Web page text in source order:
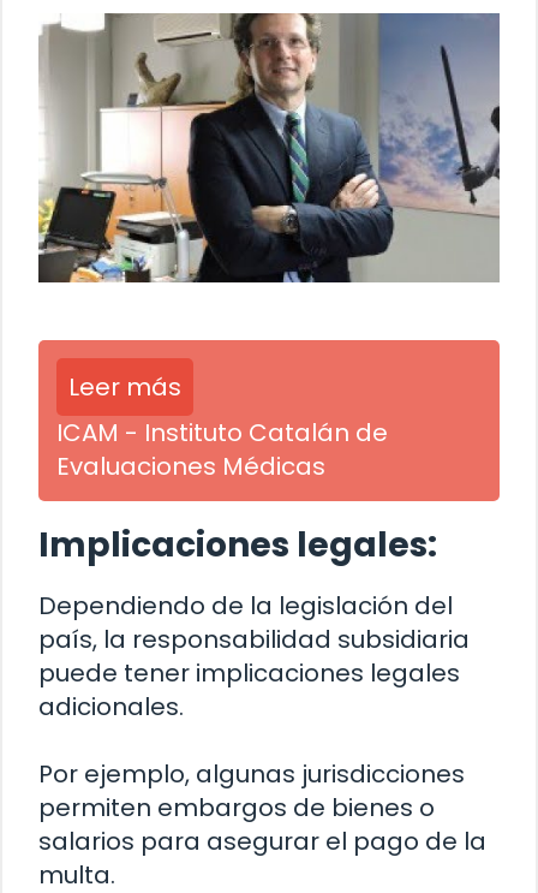
Leer más
ICAM - Instituto Catalán de
Evaluaciones Médicas
Implicaciones legales:
Dependiendo de la legislación del
país, la responsabilidad subsidiaria
puede tener implicaciones legales
adicionales.
Por ejemplo, algunas jurisdicciones
permiten embargos de bienes o
salarios para asegurar el pago de la
multa.